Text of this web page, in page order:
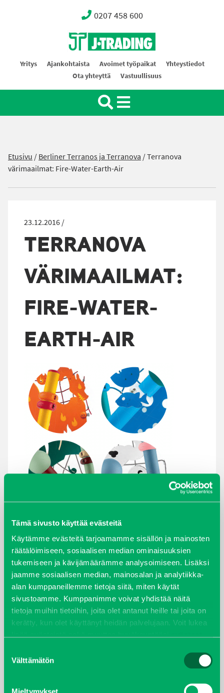
Tämä sivusto käyttää evästeitä
Käytämme evästeitä tarjoamamme sisällön ja mainosten
räätälöimiseen, sosiaalisen median ominaisuuksien
tukemiseen ja kävijämäärämme analysoimiseen. Lisäksi
jaamme sosiaalisen median, mainosalan ja analytiikka-
alan kumppaneillemme tietoja siitä, miten käytät
sivustoamme. Kumppanimme voivat yhdistää näitä
tietoja muihin tietoihin, joita olet antanut heille tai joita on
kerätty, kun olet käyttänyt heidän palvelujaan. Voit lukea
valinta
Välttämätön
Mieltymykset
0207 458 600
Oy J-Trading Ab
Yritys Ajankohtaista Avoimet työpaikat
Yhteystiedot
Ota yhteyttä
Vastuullisuus
Etusivu /Berliner Terranos ja Terranova /Terranova
värimaailmat: Fire-Water-Earth-Air
23.12.2016 /
TERRANOVA
VÄRIMAAILMAT:
FIRE-WATER-
EARTH-AIR
ARKISTOT
maaliskuu 2026
elokuu 2024
syyskuu 2023
joulukuu 2022
huhtikuu 2022